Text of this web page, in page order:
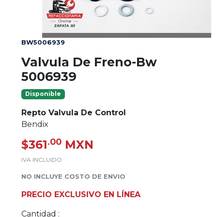
BW5006939
Valvula De Freno-Bw
5006939
Disponible
Repto Valvula De Control
Bendix
$361.00 MXN
IVA INCLUIDO
NO INCLUYE COSTO DE ENVIO
PRECIO EXCLUSIVO EN LÍNEA
Cantidad :